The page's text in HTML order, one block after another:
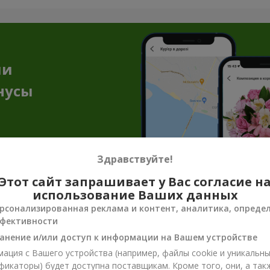
продукция к цветочным
чтобы передать всё настроение, заботу или
и делают подарок завершённым. Сувенирная
Здравствуйте!
Этот сайт запрашивает у Вас согласие на
использование Ваших данных
реклама и контент, аналитика,
и/или доступ к информации на Вашем устройстве
с Вашего устройства (например, файлы cookie и
будет доступна поставщикам. Кроме того, они, а